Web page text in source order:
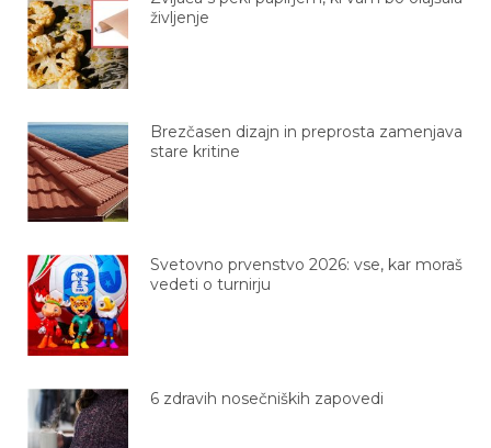
življenje
Brezčasen dizajn in preprosta zamenjava
stare kritine
Svetovno prvenstvo 2026: vse, kar moraš
vedeti o turnirju
6 zdravih nosečniških zapovedi